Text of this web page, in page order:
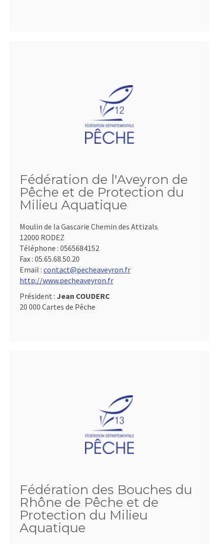
Fédération de l'Aveyron de
Pêche et de Protection du
Milieu Aquatique
Moulin de la Gascarie Chemin des Attizals
12000 RODEZ
Téléphone : 0565684152
Fax : 05.65.68.50.20
Email : contact@pecheaveyron.fr
http://www.pecheaveyron.fr
Président : Jean COUDERC
20 000 Cartes de Pêche
Fédération des Bouches du
Rhône de Pêche et de
Protection du Milieu
Aquatique